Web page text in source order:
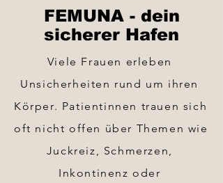
FEMUNA - dein
sicherer Hafen
Viele Frauen erleben
Unsicherheiten rund um ihren
Körper. Patientinnen trauen sich
oft nicht offen über Themen wie
Juckreiz, Schmerzen,
Inkontinenz oder